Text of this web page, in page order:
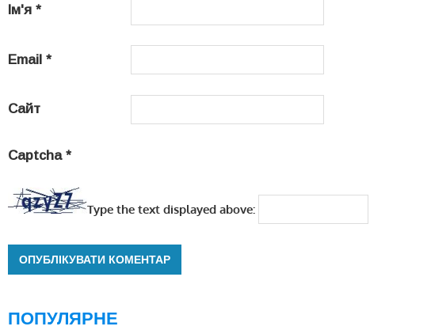
Ім'я *
Email *
Сайт
Captcha *
Type the text displayed above:
ПОПУЛЯРНЕ